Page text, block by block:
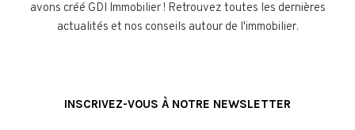
avons créé GDI Immobilier ! Retrouvez toutes les dernières
actualités et nos conseils autour de l'immobilier.
INSCRIVEZ-VOUS À NOTRE NEWSLETTER